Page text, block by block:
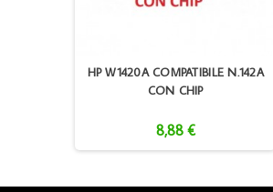
HP W1420A COMPATIBILE N.142A
CON CHIP
8,88 €